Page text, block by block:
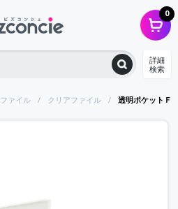
0
詳細
検索
ファイル クリアファイル 透明ポケット